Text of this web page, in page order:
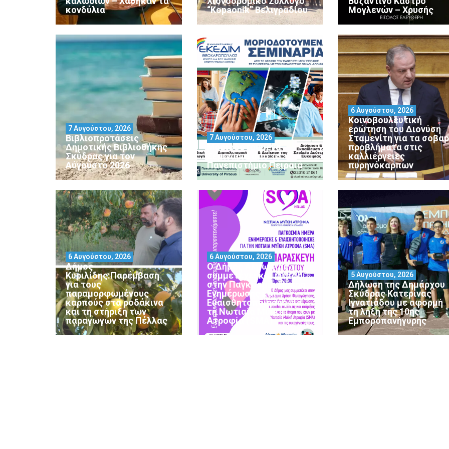
κονδύλια
“Kopaonik” Βελιγραδίου
Μογλενών – Χρυσής
Βιβλιοπροτάσεις
Δημοτικής Βιβλιοθήκης
Σκύδρας για τον
Αύγούστο 2026
7 Αυγούστου, 2026
Μοριοδοτούμενα
Σεμινάρια από το
Πανεπιστήμιο Πειραιά
7 Αυγούστου, 2026
Κοινοβουλευτική
ερώτηση του Διονύση
Σταμενίτη για τα
προβλήματα στις
καλλιέργειες
πυρηνόκαρπων
6 Αυγούστου, 2026
Δήμος
Κυριλίδης:Παρέμβαση
για τους
παραμορφωμένους
καρπούς στα ροδάκινα
και τη στήριξη των
παραγωγών της Πέλλας
6 Αυγούστου, 2026
Ο Δήμος Αλμωπίας
συμμετέχει και φέτος
στην Παγκόσμια Ημέρα
Ενημέρωσης και
Ευαισθητοποίησης για
τη Νωτιαία Μυϊκή
Ατροφία (SMA)
6 Αυγούστου, 2026
Δήλωση της Δημάρχου
Σκύδρας Κατερίνας
Ιγνατιάδου με αφορμή
τη λήξη της 10ης
Εμποροπανήγυρης
5 Αυγούστου, 2026